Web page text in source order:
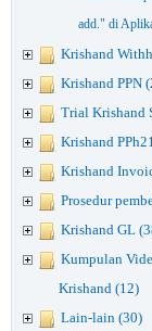
add." di
Krishand
Krishand PPN
Trial Krishand
Krishand
Krishand
Prosedur
Krishand GL
Kumpulan
Krishand (12)
Lain-lain (30)